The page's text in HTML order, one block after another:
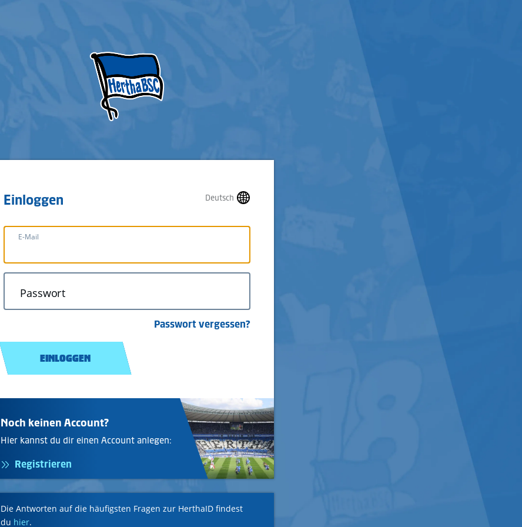
Deutsch
Einloggen
E-Mail
Passwort
Passwort vergessen?
EINLOGGEN
Noch keinen Account?
Hier kannst du dir einen Account anlegen:
Registrieren
Die Antworten auf die häufigsten Fragen zur HerthaID findest
du hier.